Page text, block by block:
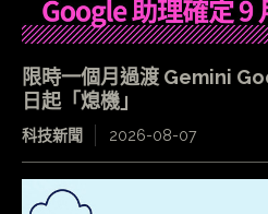
限時一個月過渡 Gemini
日起「熄機」
科技新聞 2026-08-07